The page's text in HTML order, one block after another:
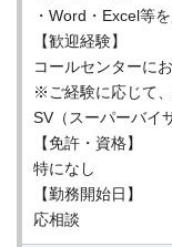
・Word・Excel等
【歓迎経験】
コールセンターに
※ご経験に応じて
SV（スーパーバイ
【免許・資格】
特になし
【勤務開始日】
応相談